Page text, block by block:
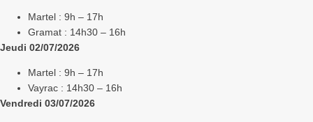
Martel : 9h – 17h
Gramat : 14h30 – 16h
Jeudi 02/07/2026
Martel : 9h – 17h
Vayrac : 14h30 – 16h
Vendredi 03/07/2026